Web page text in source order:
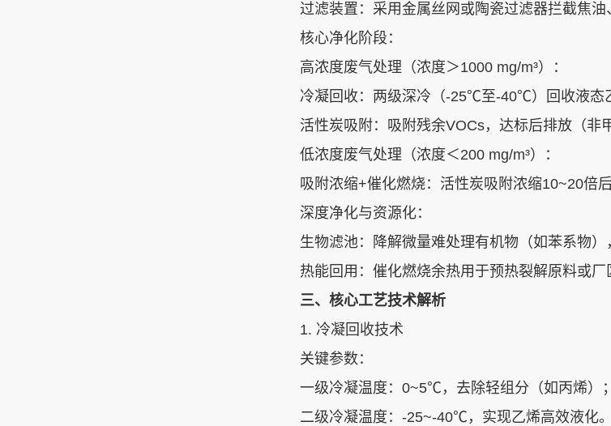
过滤装置‌：采用金属丝网或陶瓷过滤器拦截焦油
核心净化阶段‌：
高浓度废气处理‌（浓度＞1000 mg/m³）：
冷凝回收‌：两级深冷（-25℃至-40℃）回收液态
活性炭吸附‌：吸附残余VOCs，达标后排放（非
低浓度废气处理‌（浓度＜200 mg/m³）：
吸附浓缩+催化燃烧‌：活性炭吸附浓缩10~20倍
深度净化与资源化‌：
生物滤池‌：降解微量难处理有机物（如苯系物
热能回用‌：催化燃烧余热用于预热裂解原料或厂
三、核心工艺技术解析
1. ‌冷凝回收技术‌
关键参数‌：
一级冷凝温度：0~5℃，去除轻组分（如丙烯）‌；
二级冷凝温度：-25~-40℃，实现乙烯高效液化‌。